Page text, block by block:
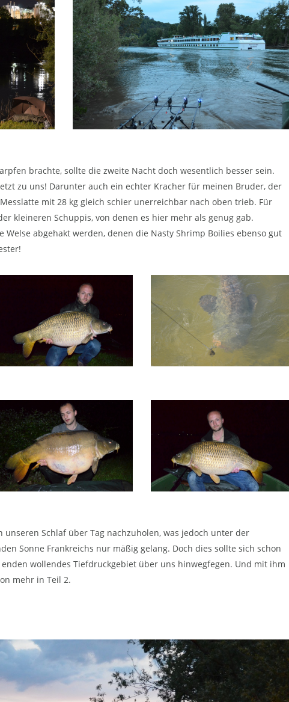
brachte, sollte die zweite Nacht doch wesentlich besser sein.
zu uns! Darunter auch ein echter Kracher für meinen Bruder, der
mit 28 kg gleich schier unerreichbar nach oben trieb. Für
kleineren Schuppis, von denen es hier mehr als genug gab.
abgehakt werden, denen die Nasty Shrimp Boilies ebenso gut
Schlaf über Tag nachzuholen, was jedoch unter der
Sonne Frankreichs nur mäßig gelang. Doch dies sollte sich schon
wollendes Tiefdruckgebiet über uns hinwegfegen. Und mit ihm
mehr in Teil 2.